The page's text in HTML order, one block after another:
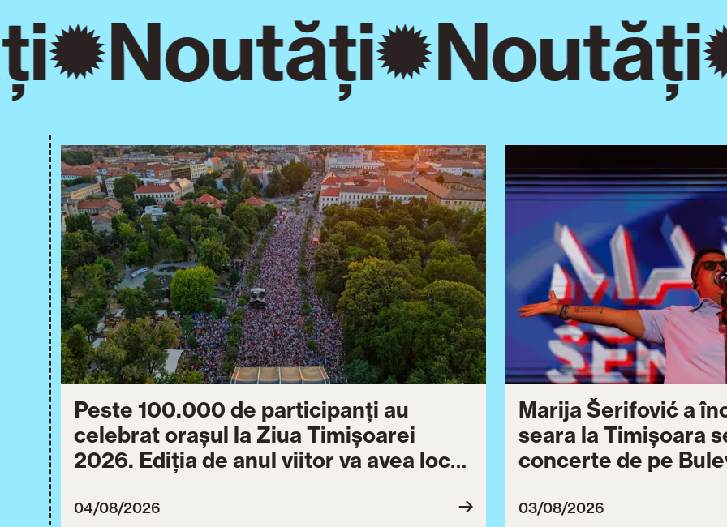
Noutăți Noutăți
Peste 100.000 de participanți au
celebrat orașul la Ziua Timișoarei
2026. Ediția de anul viitor va avea loc
04/08/2026
Marija Šerifović a
seara la Timișoara
concerte de pe
Ziua Timișoarei
03/08/2026